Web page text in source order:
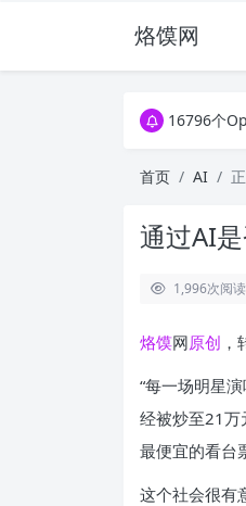
烙馍网16796个
徐州园博
徐州园博
首页 AI
通过AI
1,996次阅读
烙馍网原创
“每一场明星
经被炒至21万
最便宜的看台
这个社会很有